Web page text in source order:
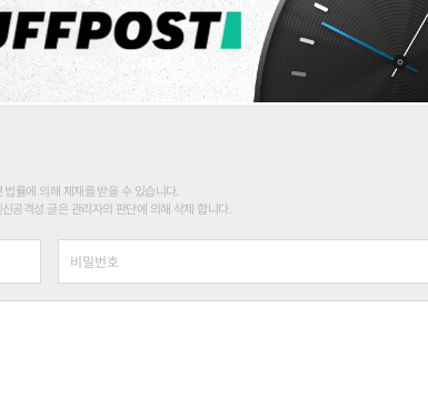
률에 의해 제재를 받을 수 있습니다.
공격성 글은 관리자의 판단에 의해 삭제 합니다.